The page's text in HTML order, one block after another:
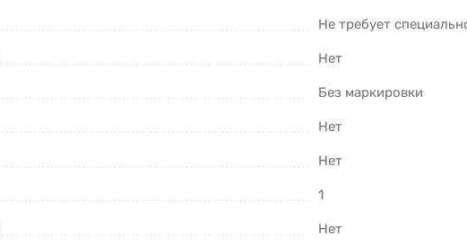
Не требует
Нет
Без маркировки
Нет
Нет
1
Нет